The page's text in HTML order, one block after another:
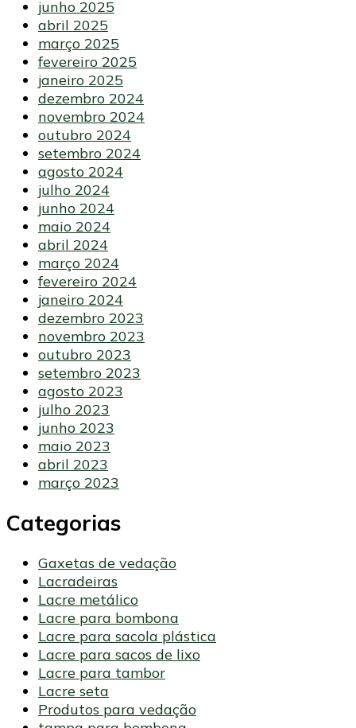
junho 2025
abril 2025
março 2025
fevereiro 2025
janeiro 2025
dezembro 2024
novembro 2024
outubro 2024
setembro 2024
agosto 2024
julho 2024
junho 2024
maio 2024
abril 2024
março 2024
fevereiro 2024
janeiro 2024
dezembro 2023
novembro 2023
outubro 2023
setembro 2023
agosto 2023
julho 2023
junho 2023
maio 2023
abril 2023
março 2023
Categorias
Gaxetas de vedação
Lacradeiras
Lacre metálico
Lacre para bombona
Lacre para sacola plástica
Lacre para sacos de lixo
Lacre para tambor
Lacre seta
Produtos para vedação